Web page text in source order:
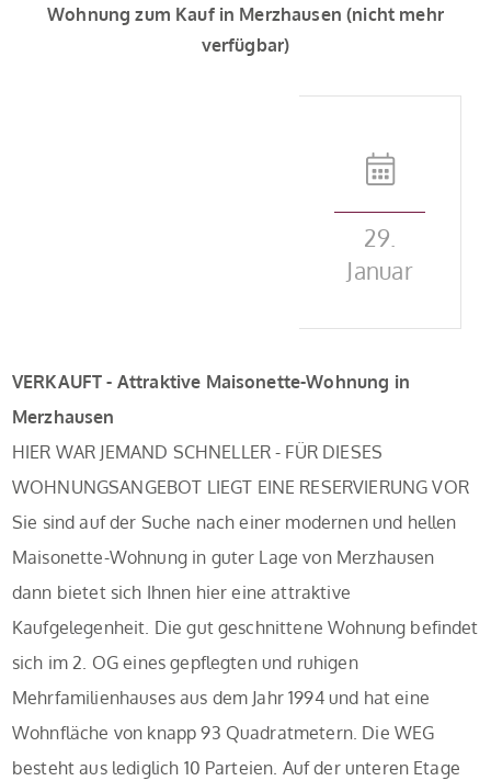
Wohnung zum Kauf in Merzhausen (nicht mehr
verfügbar)
29.
Januar
VERKAUFT - Attraktive Maisonette-Wohnung in
Merzhausen
HIER WAR JEMAND SCHNELLER - FÜR DIESES
WOHNUNGSANGEBOT LIEGT EINE RESERVIERUNG VOR
Sie sind auf der Suche nach einer modernen und hellen
Maisonette-Wohnung in guter Lage von Merzhausen
dann bietet sich Ihnen hier eine attraktive
Kaufgelegenheit. Die gut geschnittene Wohnung befindet
sich im 2. OG eines gepflegten und ruhigen
Mehrfamilienhauses aus dem Jahr 1994 und hat eine
Wohnfläche von knapp 93 Quadratmetern. Die WEG
besteht aus lediglich 10 Parteien. Auf der unteren Etage